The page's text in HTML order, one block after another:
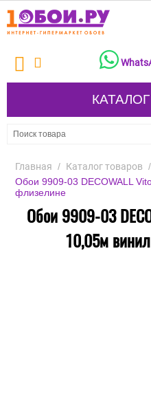
Главная / Каталог товаров /
Обои 9909-03 DECOWALL
флизелине
Обои 9909-03
10,05м